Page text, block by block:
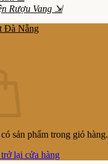
Rượu Vang ⇲
Đà Nẵng
sản phẩm trong giỏ hàng.
lại cửa hàng